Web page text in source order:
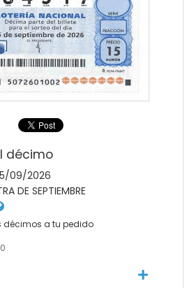
décimo
09/2026
DE SEPTIEMBRE
décimos a tu pedido